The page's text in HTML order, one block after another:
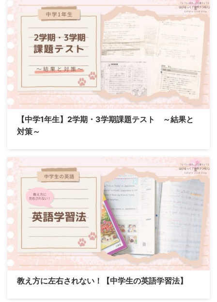
【中学1年生】2学期・3学期課題テスト ～結果と
対策～
教え方に左右されない！【中学生の英語学習法】